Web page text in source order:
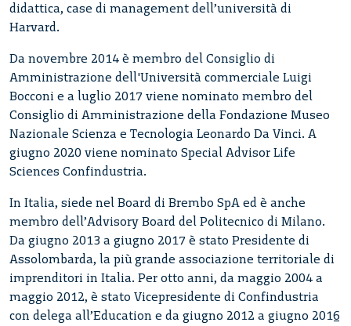
didattica, case di management dell’università di
Harvard.
Da novembre 2014 è membro del Consiglio di
Amministrazione dell'Università commerciale Luigi
Bocconi e a luglio 2017 viene nominato membro del
Consiglio di Amministrazione della Fondazione Museo
Nazionale Scienza e Tecnologia Leonardo Da Vinci. A
giugno 2020 viene nominato Special Advisor Life
Sciences Confindustria.
In Italia, siede nel Board di Brembo SpA ed è anche
membro dell’Advisory Board del Politecnico di Milano.
Da giugno 2013 a giugno 2017 è stato Presidente di
Assolombarda, la più grande associazione territoriale di
imprenditori in Italia. Per otto anni, da maggio 2004 a
maggio 2012, è stato Vicepresidente di Confindustria
con delega all’Education e da giugno 2012 a giugno 2016